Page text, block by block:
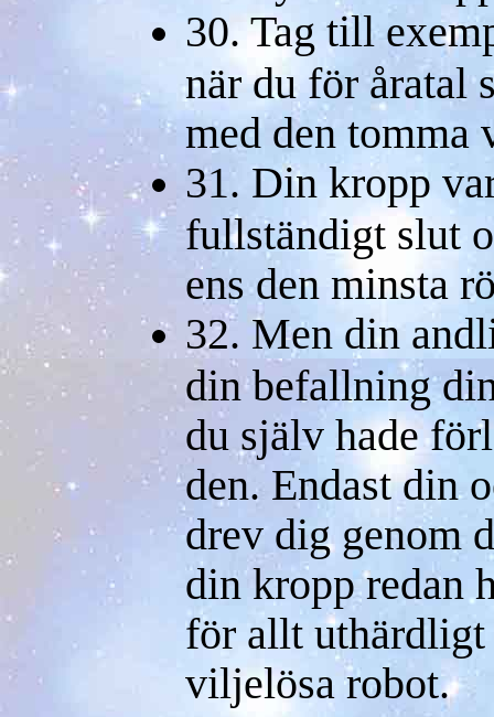
30. Tag till
när du för åratal
med den tomma
31. Din kropp
fullständigt slut
ens den minsta
32. Men din
din befallning
du själv hade
den. Endast din
drev dig genom
din kropp redan
för allt uthärdligt
viljelösa robot.